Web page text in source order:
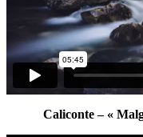
Caliconte – «